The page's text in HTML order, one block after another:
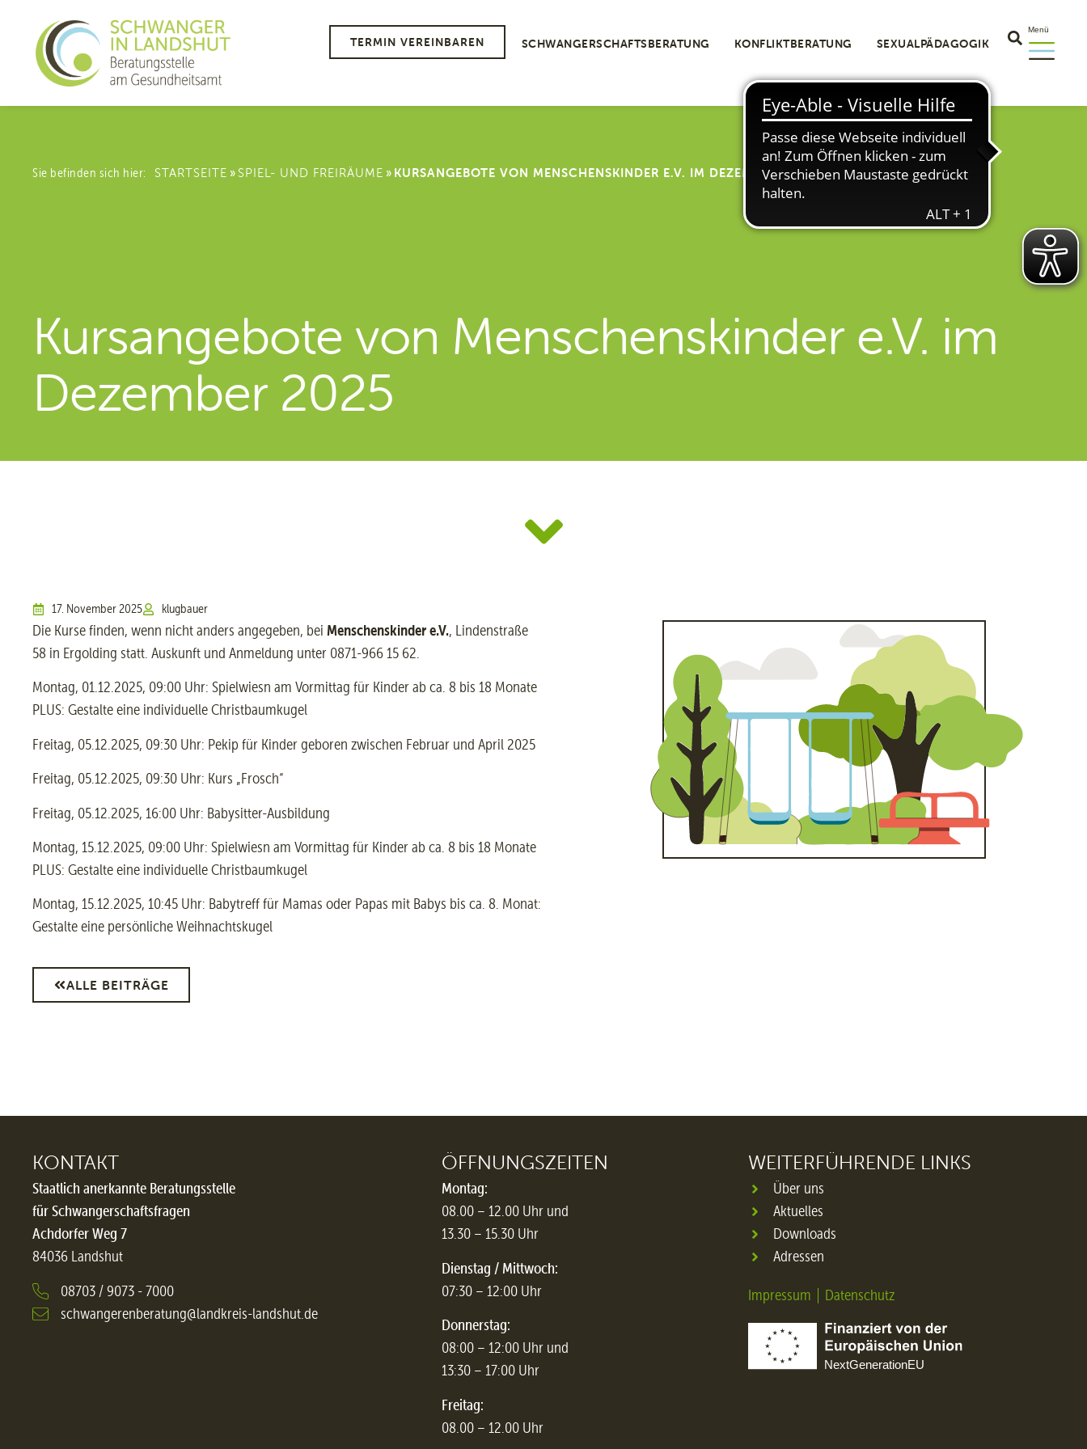
Menü
SCHWANGERSCHAFTSBERATUNG KONFLIKTBERATUNG SEXUALPÄDAGOGIK
TERMIN VEREINBAREN
Sie befinden sich hier: STARTSEITE » SPIEL- UND FREIRÄUME » KURSANGEBOTE VON MENSCHENSKINDER E.V. IM DEZEMBER 2025
Kursangebote von Menschenskinder e.V. im
Dezember 2025
17. November 2025 klugbauer
Die Kurse finden, wenn nicht anders angegeben, bei Menschenskinder e.V., Lindenstraße
58 in Ergolding statt. Auskunft und Anmeldung unter 0871-966 15 62.
Montag, 01.12.2025, 09:00 Uhr: Spielwiesn am Vormittag für Kinder ab ca. 8 bis 18 Monate
PLUS: Gestalte eine individuelle Christbaumkugel
Freitag, 05.12.2025, 09:30 Uhr: Pekip für Kinder geboren zwischen Februar und April 2025
Freitag, 05.12.2025, 09:30 Uhr: Kurs „Frosch“
Freitag, 05.12.2025, 16:00 Uhr: Babysitter-Ausbildung
Montag, 15.12.2025, 09:00 Uhr: Spielwiesn am Vormittag für Kinder ab ca. 8 bis 18 Monate
PLUS: Gestalte eine individuelle Christbaumkugel
Montag, 15.12.2025, 10:45 Uhr: Babytreff für Mamas oder Papas mit Babys bis ca. 8. Monat:
Gestalte eine persönliche Weihnachtskugel
ALLE BEITRÄGE
KONTAKT
Staatlich anerkannte Beratungsstelle
für Schwangerschaftsfragen
Achdorfer Weg 7
84036 Landshut
08703 / 9073 - 7000
schwangerenberatung@landkreis-landshut.de
ÖFFNUNGSZEITEN
Montag:
08.00 – 12.00 Uhr und
13.30 – 15.30 Uhr
Dienstag / Mittwoch:
07:30 – 12:00 Uhr
Donnerstag:
08:00 – 12:00 Uhr und
13:30 – 17:00 Uhr
Freitag:
08.00 – 12.00 Uhr
WEITERFÜHRENDE LINKS
Über uns
Aktuelles
Downloads
Adressen
Impressum Datenschutz